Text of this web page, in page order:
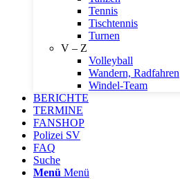
Tennis
Tischtennis
Turnen
V – Z
Volleyball
Wandern, Radfahren
Windel-Team
BERICHTE
TERMINE
FANSHOP
Polizei SV
FAQ
Suche
Menü Menü